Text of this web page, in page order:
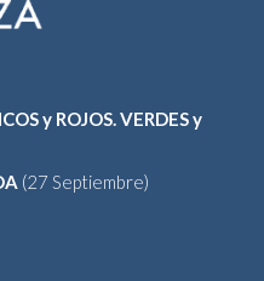
y ROJOS. VERDES y
(27 Septiembre)